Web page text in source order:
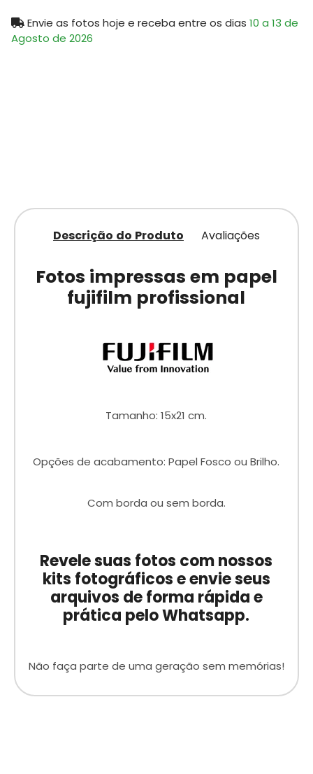
Envie as fotos hoje e receba entre os dias 10 a 13 de
Agosto de 2026
Descrição do Produto Avaliações
Fotos impressas em papel
fujifilm profissional
Tamanho: 15x21 cm.
Opções de acabamento: Papel Fosco ou Brilho.
Com borda ou sem borda.
Revele suas fotos com nossos
kits fotográficos e envie seus
arquivos de forma rápida e
prática pelo Whatsapp.
Não faça parte de uma geração sem memórias!